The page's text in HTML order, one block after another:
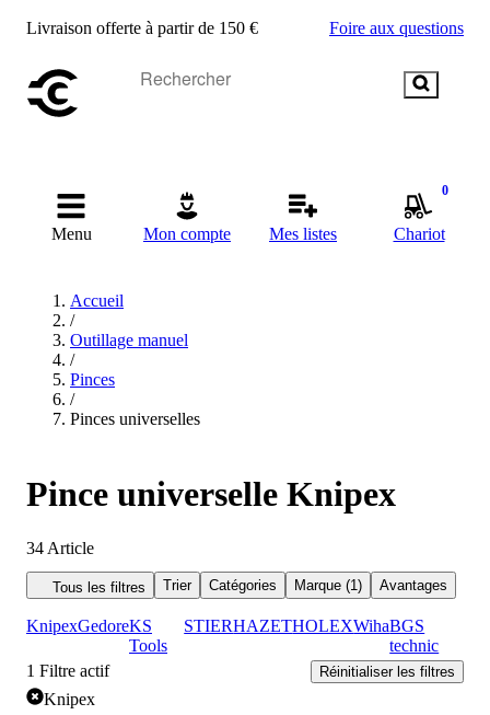
Livraison offerte à partir de 150 € Foire aux questions
Menu Mon compte Mes listes
0
Chariot
Accueil
/
Outillage manuel
/
Pinces
/
Pinces universelles
Pince universelle Knipex
34 Article
Tous les filtres Trier Catégories Marque (1) Avantages
KnipexGedoreKS
Tools
STIERHAZETHOLEXWihaBGS
technic
1 Filtre actif Réinitialiser les filtres
Knipex